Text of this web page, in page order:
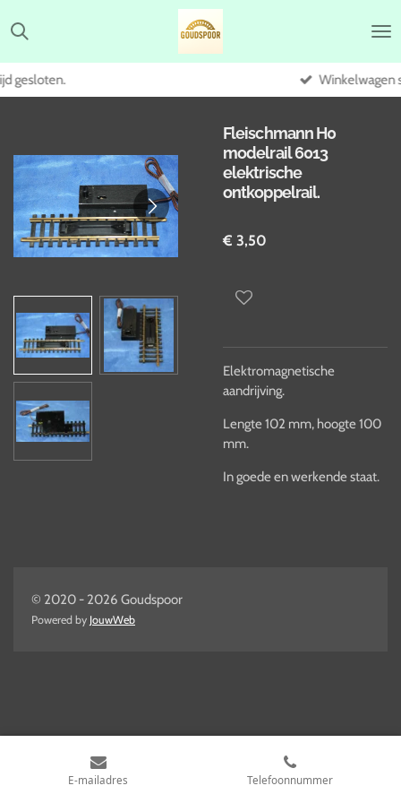
direct
de
hoofdinhoud
Winkelwagen staat uit.
Fleischmann H0
modelrail 6013
elektrische
ontkoppelrail.
€ 3,50
Elektromagnetische
aandrijving.
Lengte 102 mm, hoogte 100
mm.
In goede en werkende staat.
© 2020 - 2026 Goudspoor
Powered by JouwWeb
E-mailadres Telefoonnummer